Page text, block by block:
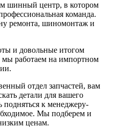
шинный центр, в котором
команда.
ремонта, шиномонтаж и
и довольные итогом
работаем на импортном
отдел запчастей, вам
детали для вашего
к менеджеру-
Мы подберем и
ценам.